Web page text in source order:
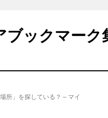
ブックマーク
所」を探している？ – マイ